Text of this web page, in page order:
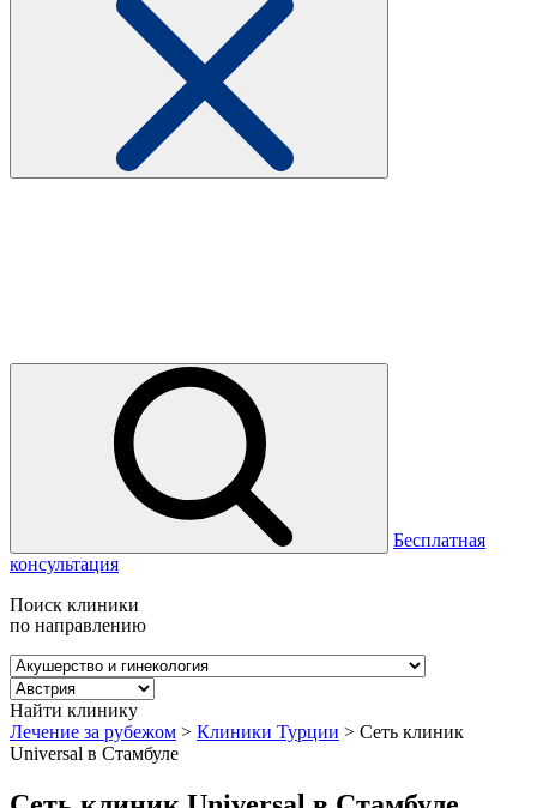
Бесплатная
консультация
Поиск клиники
по направлению
Найти клинику
Лечение за рубежом > Клиники Турции > Сеть клиник
Universal в Стамбуле